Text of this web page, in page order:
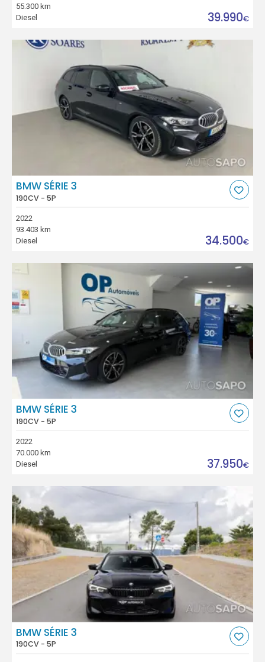
55.300 km
Diesel
39.990€
BMW SÉRIE 3
190CV - 5P
2022
93.403 km
Diesel
34.500€
BMW SÉRIE 3
190CV - 5P
2022
70.000 km
Diesel
37.950€
BMW SÉRIE 3
190CV - 5P